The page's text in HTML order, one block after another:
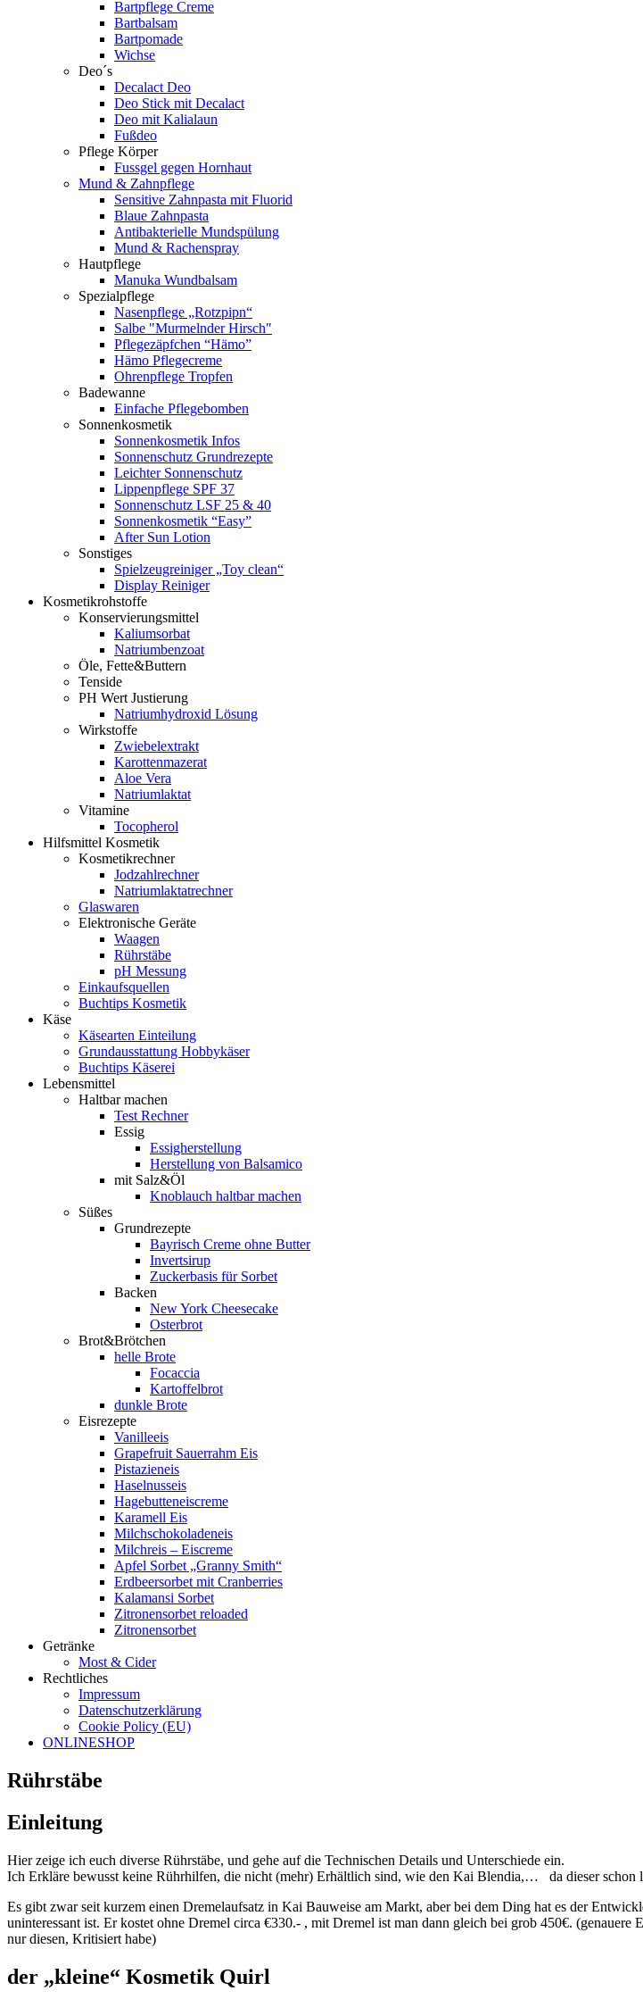
Bartpflege Creme
Bartbalsam
Bartpomade
Wichse
Deo´s
Decalact Deo
Deo Stick mit Decalact
Deo mit Kalialaun
Fußdeo
Pflege Körper
Fussgel gegen Hornhaut
Mund & Zahnpflege
Sensitive Zahnpasta mit Fluorid
Blaue Zahnpasta
Antibakterielle Mundspülung
Mund & Rachenspray
Hautpflege
Manuka Wundbalsam
Spezialpflege
Nasenpflege „Rotzpipn“
Salbe "Murmelnder Hirsch"
Pflegezäpfchen “Hämo”
Hämo Pflegecreme
Ohrenpflege Tropfen
Badewanne
Einfache Pflegebomben
Sonnenkosmetik
Sonnenkosmetik Infos
Sonnenschutz Grundrezepte
Leichter Sonnenschutz
Lippenpflege SPF 37
Sonnenschutz LSF 25 & 40
Sonnenkosmetik “Easy”
After Sun Lotion
Sonstiges
Spielzeugreiniger „Toy clean“
Display Reiniger
Kosmetikrohstoffe
Konservierungsmittel
Kaliumsorbat
Natriumbenzoat
Öle, Fette&Buttern
Tenside
PH Wert Justierung
Natriumhydroxid Lösung
Wirkstoffe
Zwiebelextrakt
Karottenmazerat
Aloe Vera
Natriumlaktat
Vitamine
Tocopherol
Hilfsmittel Kosmetik
Kosmetikrechner
Jodzahlrechner
Natriumlaktatrechner
Glaswaren
Elektronische Geräte
Waagen
Rührstäbe
pH Messung
Einkaufsquellen
Buchtips Kosmetik
Käse
Käsearten Einteilung
Grundausstattung Hobbykäser
Buchtips Käserei
Lebensmittel
Haltbar machen
Test Rechner
Essig
Essigherstellung
Herstellung von Balsamico
mit Salz&Öl
Knoblauch haltbar machen
Süßes
Grundrezepte
Bayrisch Creme ohne Butter
Invertsirup
Zuckerbasis für Sorbet
Backen
New York Cheesecake
Osterbrot
Brot&Brötchen
helle Brote
Focaccia
Kartoffelbrot
dunkle Brote
Eisrezepte
Vanilleeis
Grapefruit Sauerrahm Eis
Pistazieneis
Haselnusseis
Hagebutteneiscreme
Karamell Eis
Milchschokoladeneis
Milchreis – Eiscreme
Apfel Sorbet „Granny Smith“
Erdbeersorbet mit Cranberries
Kalamansi Sorbet
Zitronensorbet reloaded
Zitronensorbet
Getränke
Most & Cider
Rechtliches
Impressum
Datenschutzerklärung
Cookie Policy (EU)
ONLINESHOP
Rührstäbe
Einleitung
Hier zeige ich euch diverse Rührstäbe, und gehe auf die Technischen Details und Unterschiede ein.
Ich Erkläre bewusst keine Rührhilfen, die nicht (mehr) Erhältlich sind, wie den Kai Blendia,… da dieser schon
Es gibt zwar seit kurzem einen Dremelaufsatz in Kai Bauweise am Markt, aber bei dem Ding hat es der
uninteressant ist. Er kostet ohne Dremel circa €330.- , mit Dremel ist man dann gleich bei grob 450€.
nur diesen, Kritisiert habe)
der „kleine“ Kosmetik Quirl